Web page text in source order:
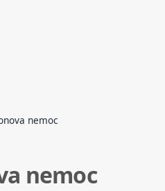
nemoc
nemoc